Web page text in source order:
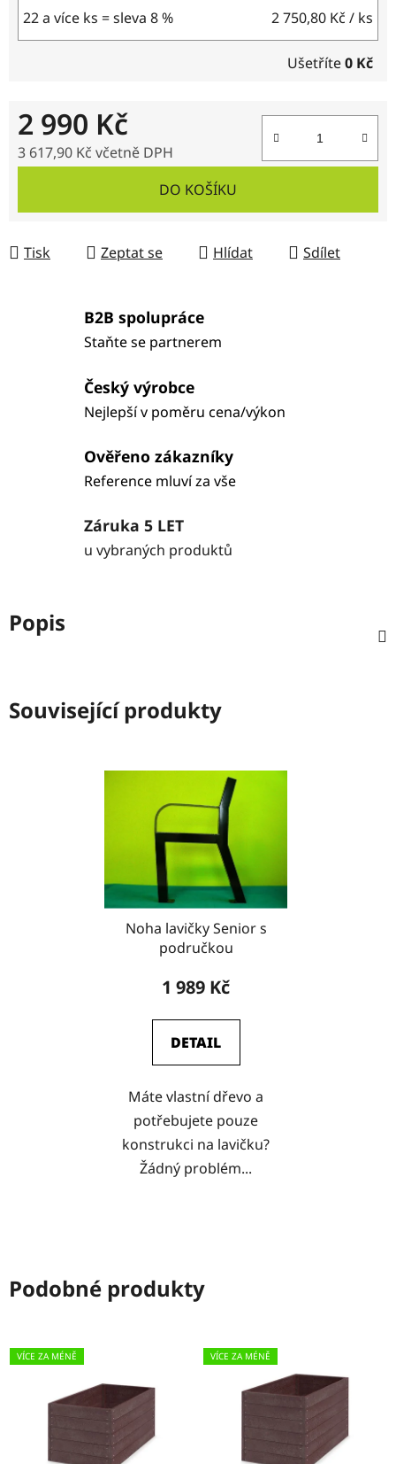
22 a více ks = sleva 8 % 2 750,80 Kč / ks
Ušetříte0 Kč
2 990 Kč
3 617,90 Kč včetně DPH
DO KOŠÍKU
Tisk Zeptat se Hlídat Sdílet
B2B spolupráce
Staňte se partnerem
Český výrobce
Nejlepší v poměru cena/výkon
Ověřeno zákazníky
Reference mluví za vše
Záruka 5 LET
u vybraných produktů
Popis
Související produkty
Noha lavičky Senior s
područkou
1 989 Kč
DETAIL
Máte vlastní dřevo a
potřebujete pouze
konstrukci na lavičku?
Žádný problém...
Podobné produkty
VÍCE ZA MÉNĚ VÍCE ZA MÉNĚ